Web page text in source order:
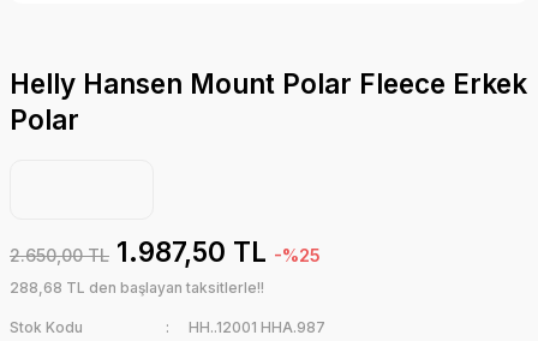
Helly Hansen Mount Polar Fleece Erkek
Polar
2.650,00 TL 1.987,50 TL -%25
288,68 TL den başlayan taksitlerle!!
Stok Kodu
HH..12001 HHA.987